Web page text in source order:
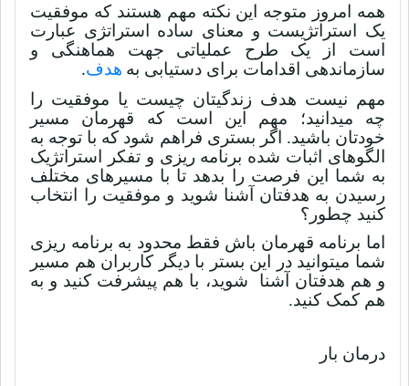
همه امروز متوجه این نکته مهم هستند که موفقیت
یک استراتژیست و معنای ساده استراتژی عبارت
است از یک طرح عملیاتی جهت هماهنگی و
سازماندهی اقدامات برای دستیابی به هدف.
مهم نیست هدف زندگیتان چیست یا موفقیت را
چه میدانید؛ مهم این است که قهرمان مسیر
خودتان باشید. اگر بستری فراهم شود که با توجه به
الگوهای اثبات شده برنامه ریزی و تفکر استراتژیک
به شما این فرصت را بدهد تا با مسیرهای مختلف
رسیدن به هدفتان آشنا شوید و موفقیت را انتخاب
کنید چطور؟
اما برنامه قهرمان باش فقط محدود به برنامه ریزی
شما میتوانید در این بستر با دیگر کاربران هم مسیر
و هم هدفتان آشنا شوید، با هم پیشرفت کنید و به
هم کمک کنید.
درمان بار